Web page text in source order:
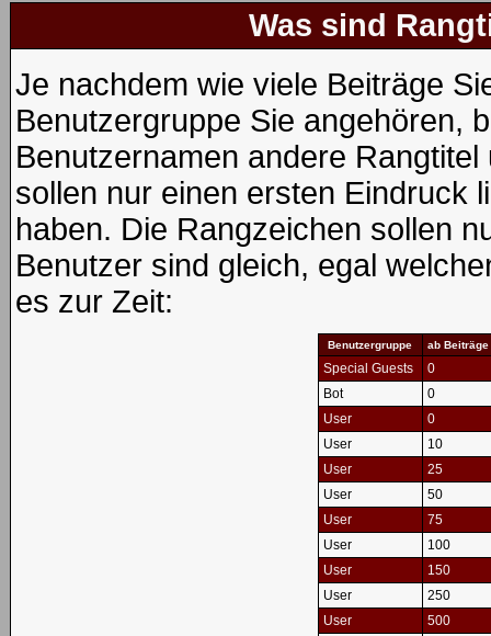
Was sind
Je nachdem wie viele Beiträge
Benutzergruppe Sie angehören,
Benutzernamen andere
sollen nur einen ersten Eindruck
haben. Die Rangzeichen sollen
Benutzer sind gleich, egal
es zur Zeit:
Benutzergruppe ab Beiträge
Special Guests
0
Bot
0
User
0
User
10
User
25
User
50
User
75
User
100
User
150
User
250
User
500